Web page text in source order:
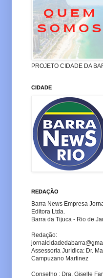
PROJETO CIDADE DA
CIDADE
REDAÇÃO
Barra News Empresa
Editora Ltda.
Barra da Tijuca - Rio de
Redação:
jornalcidadedabarra
Assessoria Jurídica: Dr.
Campuzano Martinez
Conselho : Dra. Giselle